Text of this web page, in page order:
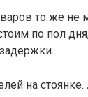
то же
по пол
на